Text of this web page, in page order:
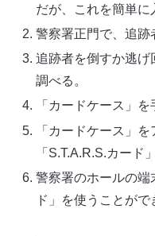
だが、これを簡単に
警察署正門で、追跡
追跡者を倒すか逃げ
調べる。
「カードケース」
「カードケース」
「S.T.A.R.S.カード
警察署のホールの端
ド」を使うことがで